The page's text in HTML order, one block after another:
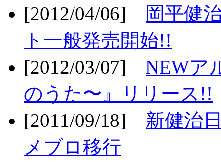
[2012/04/06]
岡平健
ト一般発売開始!!
[2012/03/07] NEWア
のうた〜』リリース!!
[2011/09/18] 新健治
メブロ移行